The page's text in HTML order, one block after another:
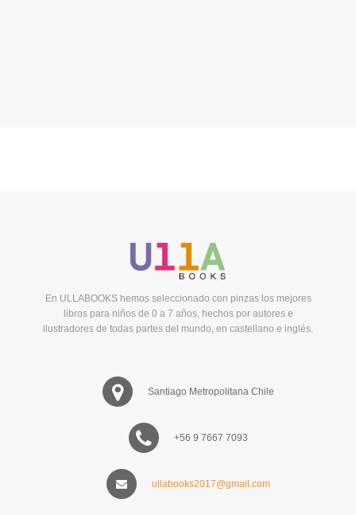
En ULLABOOKS hemos seleccionado con pinzas los mejores
libros para niños de 0 a 7 años, hechos por autores e
ilustradores de todas partes del mundo, en castellano e inglés.
Santiago Metropolitana Chile
+56 9 7667 7093
ullabooks2017@gmail.com